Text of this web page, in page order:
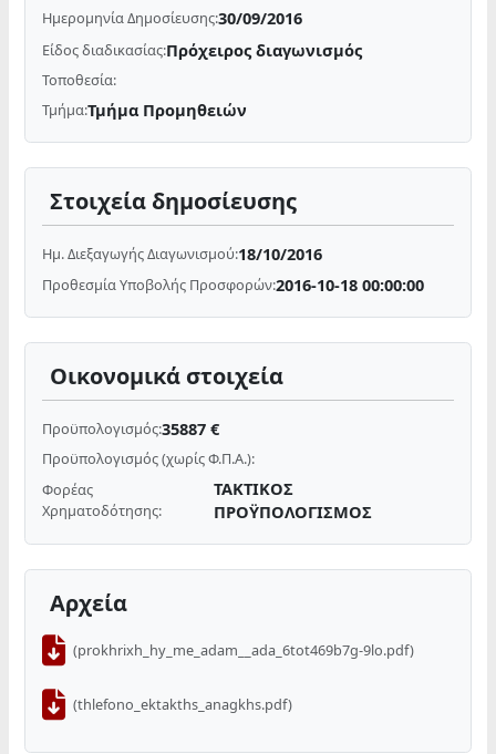
Ημερομηνία Δημοσίευσης:30/09/2016
Είδος διαδικασίας:Πρόχειρος διαγωνισμός
Τοποθεσία:
Τμήμα:Τμήμα Προμηθειών
Στοιχεία δημοσίευσης
Ημ. Διεξαγωγής Διαγωνισμού:18/10/2016
Προθεσμία Υποβολής Προσφορών:2016-10-18 00:00:00
Οικονομικά στοιχεία
Προϋπολογισμός:35887 €
Προϋπολογισμός (χωρίς Φ.Π.Α.):
Φορέας
Χρηματοδότησης:
ΤΑΚΤΙΚΟΣ
ΠΡΟΫΠΟΛΟΓΙΣΜΟΣ
Αρχεία
(prokhrixh_hy_me_adam__ada_6tot469b7g-9lo.pdf)
(thlefono_ektakths_anagkhs.pdf)